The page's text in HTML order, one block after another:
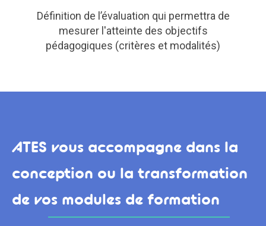
Définition de l’évaluation qui permettra de
mesurer l'atteinte des objectifs
pédagogiques (critères et modalités)
ATES vous accompagne dans la
conception ou la transformation
de vos modules de formation